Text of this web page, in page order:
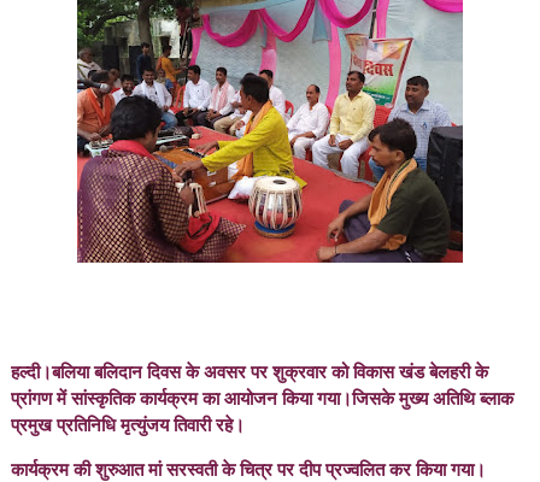
हल्दी।बलिया बलिदान दिवस के अवसर पर शुक्रवार को विकास खंड बेलहरी के
प्रांगण में सांस्कृतिक कार्यक्रम का आयोजन किया गया।जिसके मुख्य अतिथि ब्लाक
प्रमुख प्रतिनिधि मृत्युंजय तिवारी रहे।
कार्यक्रम की शुरुआत मां सरस्वती के चित्र पर दीप प्रज्वलित कर किया गया।